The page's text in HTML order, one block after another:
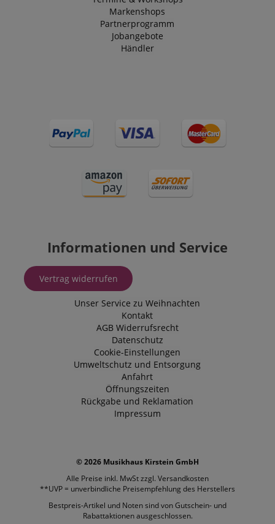
Markenshops
Partnerprogramm
Jobangebote
Händler
Informationen und Service
Vertrag widerrufen
Unser Service zu Weihnachten
Kontakt
AGB Widerrufsrecht
Datenschutz
Cookie-Einstellungen
Umweltschutz und Entsorgung
Anfahrt
Öffnungszeiten
Rückgabe und Reklamation
Impressum
© 2026 Musikhaus Kirstein GmbH
Alle Preise inkl. MwSt zzgl. Versandkosten
**UVP = unverbindliche Preisempfehlung des Herstellers
Bestpreis-Artikel und Noten sind von Gutschein- und
Rabattaktionen ausgeschlossen.